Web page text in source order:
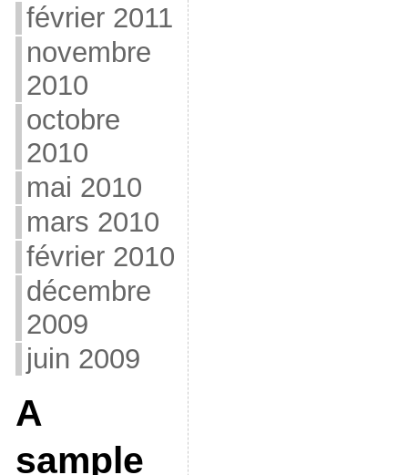
février 2011
novembre
2010
octobre
2010
mai 2010
mars 2010
février 2010
décembre
2009
juin 2009
A
sample